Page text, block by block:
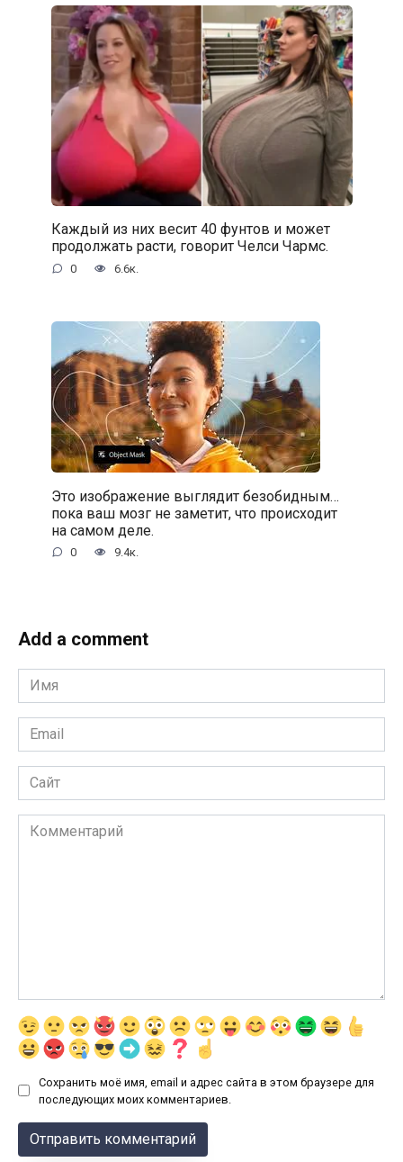
Каждый из них весит 40 фунтов и может
продолжать расти, говорит Челси Чармс.
0 6.6к.
Это изображение выглядит безобидным…
пока ваш мозг не заметит, что происходит
на самом деле.
0 9.4к.
Add a comment
Имя
*
Email
*
Сайт
Комментарий
Сохранить моё имя, email и адрес сайта в этом браузере для
последующих моих комментариев.